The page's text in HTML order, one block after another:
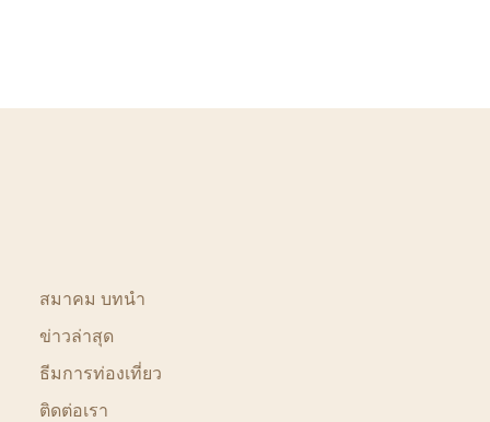
สมาคม บทนำ
ข่าวล่าสุด
ธีมการท่องเที่ยว
ติดต่อเรา